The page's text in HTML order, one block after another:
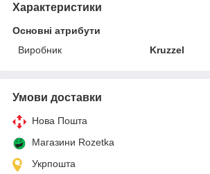
Характеристики
Основні атрибути
Виробник
Kruzzel
Умови доставки
Нова Пошта
Магазини Rozetka
Укрпошта